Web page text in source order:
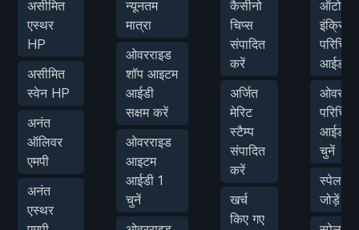
असीमित
एस्थर
HP
असीमित
स्वेन HP
अनंत
ऑलिवर
एमपी
अनंत
एस्थर
न्यूनतम
मात्रा
ओवरराइड
शॉप आइटम
आईडी
सक्षम करें
ओवरराइड
आइटम
आईडी 1
चुनें
कैसीनो
चिप्स
संपादित
करें
अर्जित
मेरिट
स्टैम्प
संपादित
करें
खर्च
किए गए
ऑटो
इंक्रिमेंट
परिचित
आईडी
परिचित
आईडी
चुनें
स्पेल ID
जोड़ें